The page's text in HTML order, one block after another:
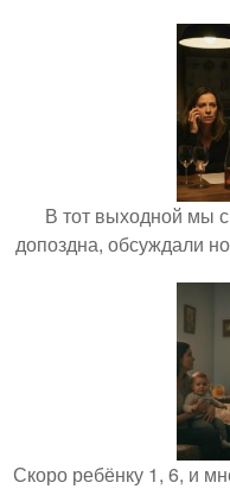
В тот выходной мы с
допоздна, обсуждали
Скоро ребёнку 1, 6, и